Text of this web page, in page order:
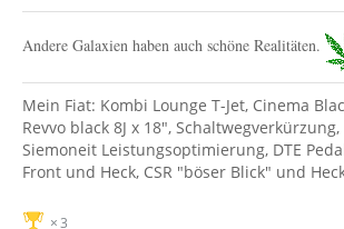
Andere Galaxien haben auch schöne Realitäten.
Mein Fiat: Kombi Lounge T-Jet, Cinema
Revvo black 8J x 18",
Siemoneit Leistungsoptimierung, DTE
Front und Heck, CSR "böser Blick" und
3